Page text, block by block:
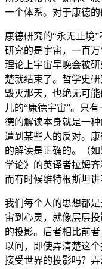
一个体系。对于康德的
康德研究的“永无止境
研究的是宇宙，一百
理论上宇宙早晚会被
楚就结束了。哲学史
毁灭那天，也绝无可
儿的“康德宇宙”。只
德的解读本身就是一
遭到某些人的反对。
的解读是正确的。（
学论》的英译者拉姆
而有时候维特根斯坦
我们每个人的思想都
宙到心灵，就像层层
的投影。后者相比前
以问，即使弄清楚这
接受世界的投影吗？